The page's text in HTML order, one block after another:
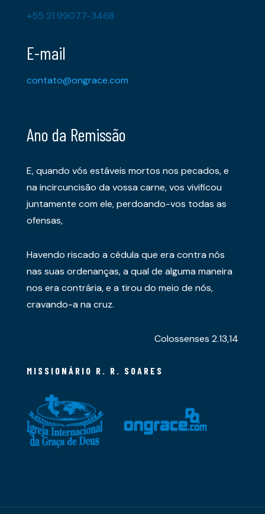
+55 21 99077-3468
E-mail
contato@ongrace.com
Ano da Remissão
E, quando vós estáveis mortos nos pecados, e
na incircuncisão da vossa carne, vos vivificou
juntamente com ele, perdoando-vos todas as
ofensas,
Havendo riscado a cédula que era contra nós
nas suas ordenanças, a qual de alguma maneira
nos era contrária, e a tirou do meio de nós,
cravando-a na cruz.
Colossenses 2.13,14
MISSIONÁRIO R. R. SOARES